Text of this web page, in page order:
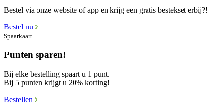
Bestel via onze website of app en krijg een gratis bestekset erbij?!
Bestel nu
Spaarkaart
Punten sparen!
Bij elke bestelling spaart u 1 punt.
Bij 5 punten krijgt u 20% korting!
Bestellen